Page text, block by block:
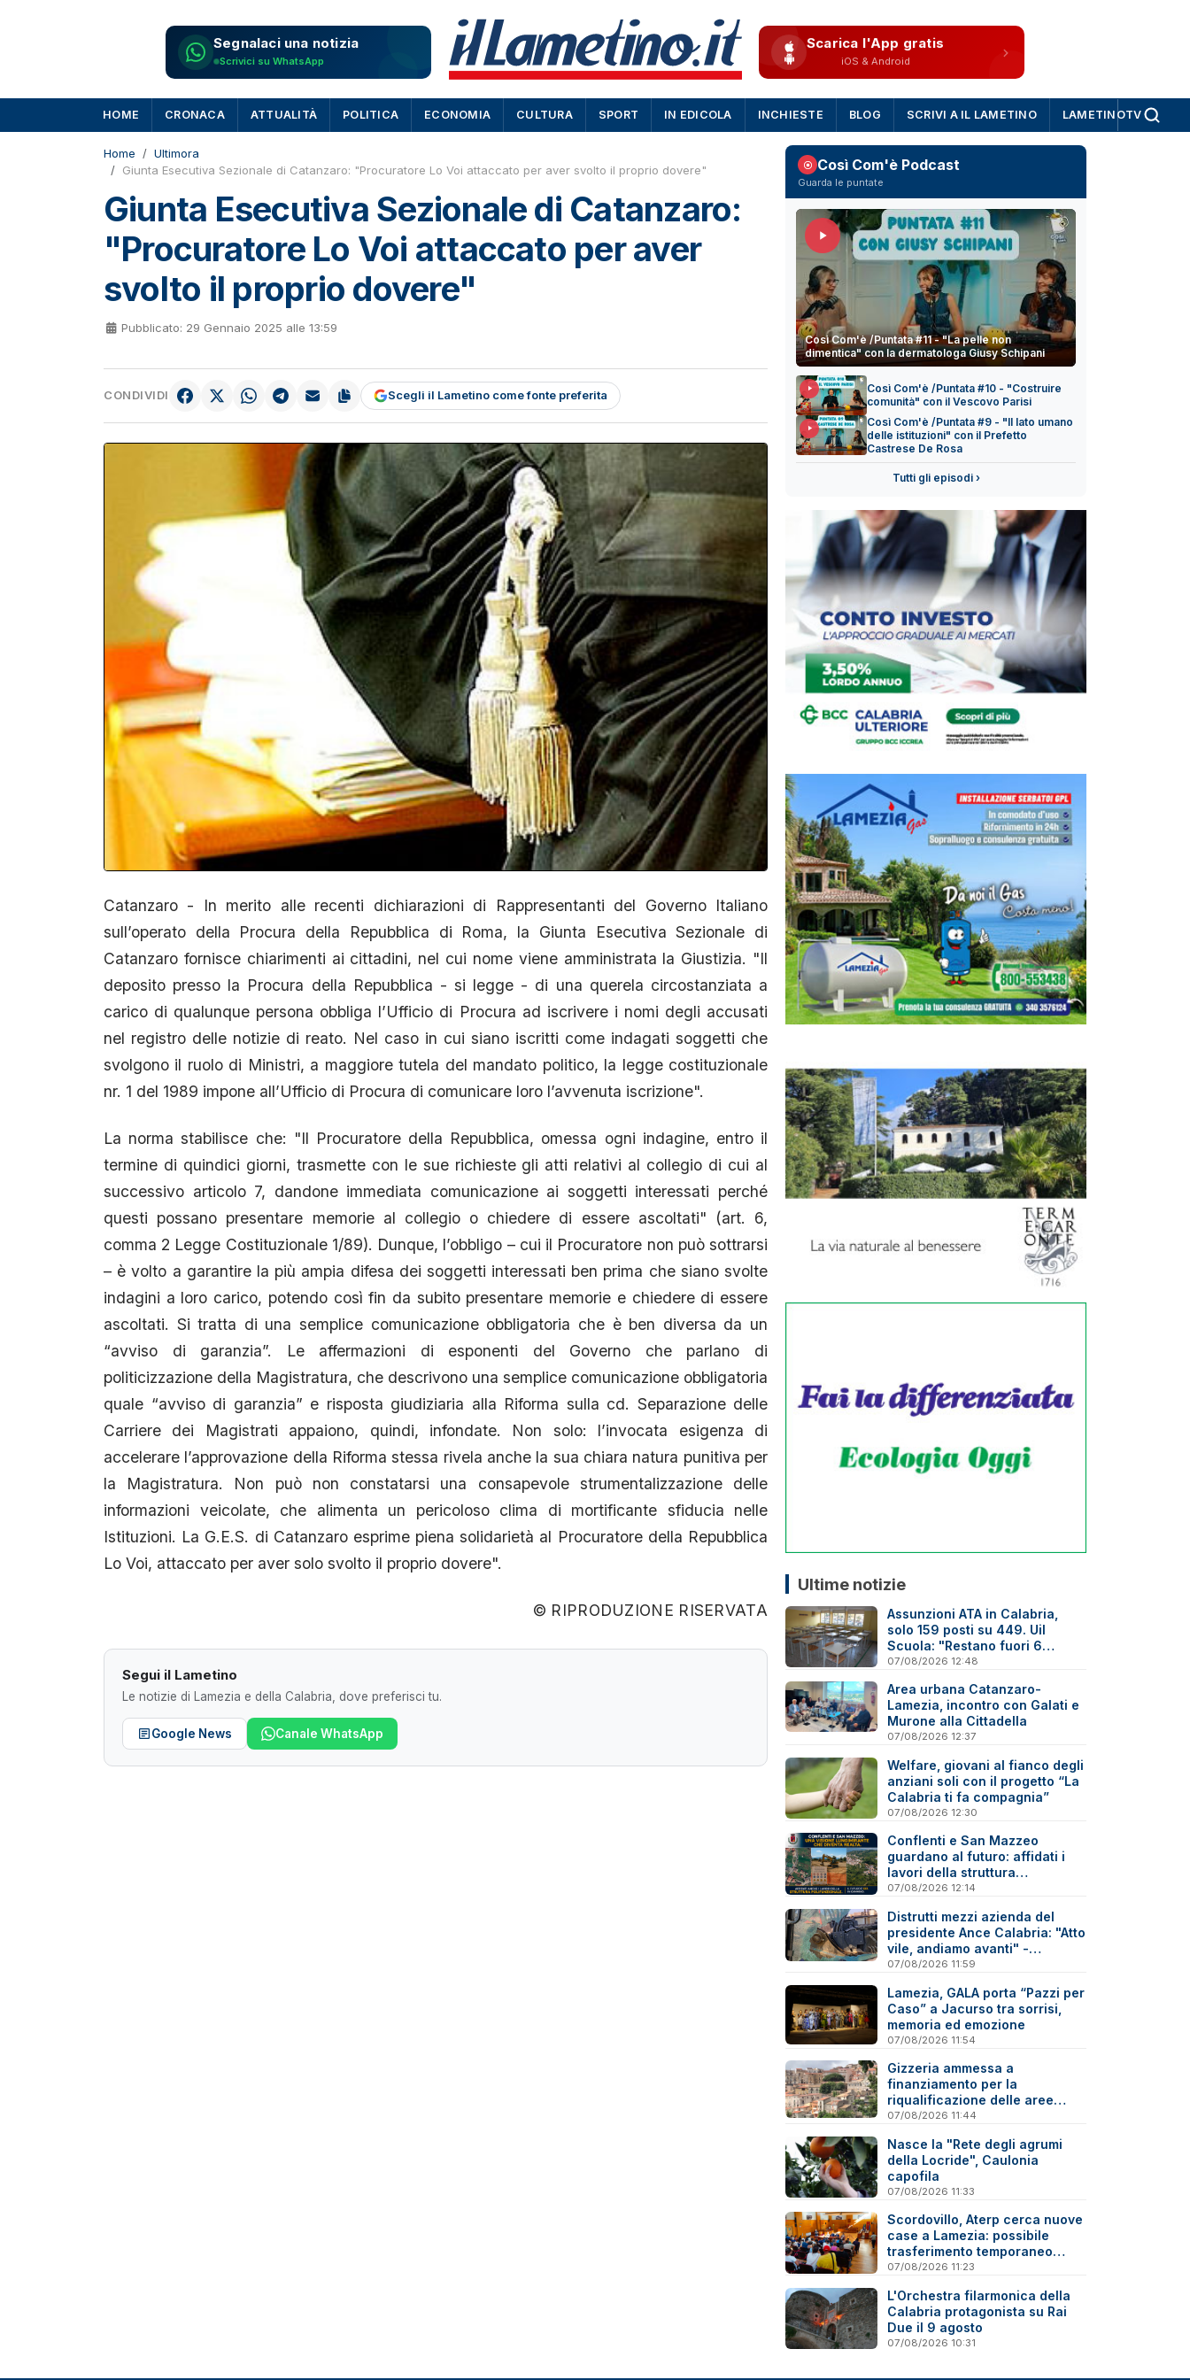
Segnalaci una notizia
Scrivici su WhatsApp
Scarica l'App gratis
iOS & Android
HOME CRONACA ATTUALITÀ POLITICA ECONOMIA CULTURA SPORT IN EDICOLA INCHIESTE BLOG SCRIVI A IL LAMETINO LAMETINOTV
Home
Ultimora
Giunta Esecutiva Sezionale di Catanzaro: "Procuratore Lo Voi attaccato per aver svolto il proprio dovere"
Giunta Esecutiva Sezionale di Catanzaro:
"Procuratore Lo Voi attaccato per aver
svolto il proprio dovere"
Pubblicato: 29 Gennaio 2025 alle 13:59
CONDIVIDI Scegli il Lametino come fonte preferita
Catanzaro - In merito alle recenti dichiarazioni di Rappresentanti del Governo Italiano
sull’operato della Procura della Repubblica di Roma, la Giunta Esecutiva Sezionale di
Catanzaro fornisce chiarimenti ai cittadini, nel cui nome viene amministrata la Giustizia. "Il
deposito presso la Procura della Repubblica - si legge - di una querela circostanziata a
carico di qualunque persona obbliga l’Ufficio di Procura ad iscrivere i nomi degli accusati
nel registro delle notizie di reato. Nel caso in cui siano iscritti come indagati soggetti che
svolgono il ruolo di Ministri, a maggiore tutela del mandato politico, la legge costituzionale
nr. 1 del 1989 impone all’Ufficio di Procura di comunicare loro l’avvenuta iscrizione".
La norma stabilisce che: "Il Procuratore della Repubblica, omessa ogni indagine, entro il
termine di quindici giorni, trasmette con le sue richieste gli atti relativi al collegio di cui al
successivo articolo 7, dandone immediata comunicazione ai soggetti interessati perché
questi possano presentare memorie al collegio o chiedere di essere ascoltati" (art. 6,
comma 2 Legge Costituzionale 1/89). Dunque, l’obbligo – cui il Procuratore non può sottrarsi
– è volto a garantire la più ampia difesa dei soggetti interessati ben prima che siano svolte
indagini a loro carico, potendo così fin da subito presentare memorie e chiedere di essere
ascoltati. Si tratta di una semplice comunicazione obbligatoria che è ben diversa da un
“avviso di garanzia”. Le affermazioni di esponenti del Governo che parlano di
politicizzazione della Magistratura, che descrivono una semplice comunicazione obbligatoria
quale “avviso di garanzia” e risposta giudiziaria alla Riforma sulla cd. Separazione delle
Carriere dei Magistrati appaiono, quindi, infondate. Non solo: l’invocata esigenza di
accelerare l’approvazione della Riforma stessa rivela anche la sua chiara natura punitiva per
la Magistratura. Non può non constatarsi una consapevole strumentalizzazione delle
informazioni veicolate, che alimenta un pericoloso clima di mortificante sfiducia nelle
Istituzioni. La G.E.S. di Catanzaro esprime piena solidarietà al Procuratore della Repubblica
Lo Voi, attaccato per aver solo svolto il proprio dovere".
© RIPRODUZIONE RISERVATA
Segui il Lametino
Le notizie di Lamezia e della Calabria, dove preferisci tu.
Google News Canale WhatsApp
Così Com'è Podcast
Guarda le puntate
Così Com'è /Puntata #11 - "La pelle non
dimentica" con la dermatologa Giusy Schipani
Così Com'è /Puntata #10 - "Costruire
comunità" con il Vescovo Parisi
Così Com'è /Puntata #9 - "Il lato umano
delle istituzioni" con il Prefetto
Castrese De Rosa
Tutti gli episodi ›
Ultime notizie
Assunzioni ATA in Calabria,
solo 159 posti su 449. Uil
Scuola: "Restano fuori 6
precari su 10"
07/08/2026 12:48
Area urbana Catanzaro-
Lamezia, incontro con Galati e
Murone alla Cittadella
07/08/2026 12:37
Welfare, giovani al fianco degli
anziani soli con il progetto “La
Calabria ti fa compagnia”
07/08/2026 12:30
Conflenti e San Mazzeo
guardano al futuro: affidati i
lavori della struttura
polifunzionale
07/08/2026 12:14
Distrutti mezzi azienda del
presidente Ance Calabria: "Atto
vile, andiamo avanti" -
Reazioni
07/08/2026 11:59
Lamezia, GALA porta “Pazzi per
Caso” a Jacurso tra sorrisi,
memoria ed emozione
07/08/2026 11:54
Gizzeria ammessa a
finanziamento per la
riqualificazione delle aree
degradate
07/08/2026 11:44
Nasce la "Rete degli agrumi
della Locride", Caulonia
capofila
07/08/2026 11:33
Scordovillo, Aterp cerca nuove
case a Lamezia: possibile
trasferimento temporaneo
nell’hinterland per alcune
07/08/2026 11:23
L'Orchestra filarmonica della
Calabria protagonista su Rai
Due il 9 agosto
07/08/2026 10:31